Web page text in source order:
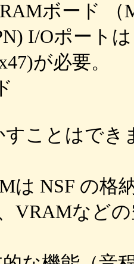
RAMボード
I/Oポート
が必要。
すことはで
は NSF の
VRAMなど